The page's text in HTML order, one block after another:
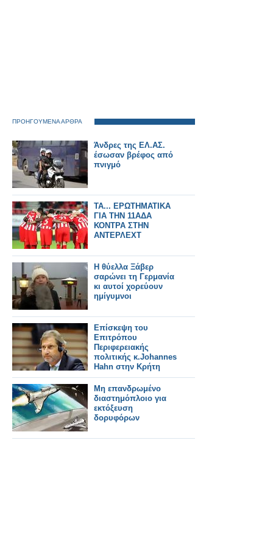
ΠΡΟΗΓΟΥΜΕΝΑ ΑΡΘΡΑ
Άνδρες της ΕΛ.ΑΣ.
έσωσαν βρέφος από
πνιγμό
ΤΑ... ΕΡΩΤΗΜΑΤΙΚΑ
ΓΙΑ ΤΗΝ 11ΑΔΑ
ΚΟΝΤΡΑ ΣΤΗΝ
ΑΝΤΕΡΛΕΧΤ
Η θύελλα Ξάβερ
σαρώνει τη Γερμανία
κι αυτοί χορεύουν
ημίγυμνοι
Επίσκεψη του
Επιτρόπου
Περιφερειακής
πολιτικής κ.Johannes
Hahn στην Κρήτη
Μη επανδρωμένο
διαστημόπλοιο για
εκτόξευση
δορυφόρων